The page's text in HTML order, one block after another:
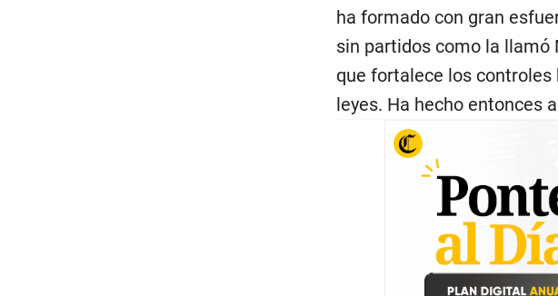
ha formado con gran
sin partidos como la llamó
que fortalece los
leyes. Ha hecho entonces